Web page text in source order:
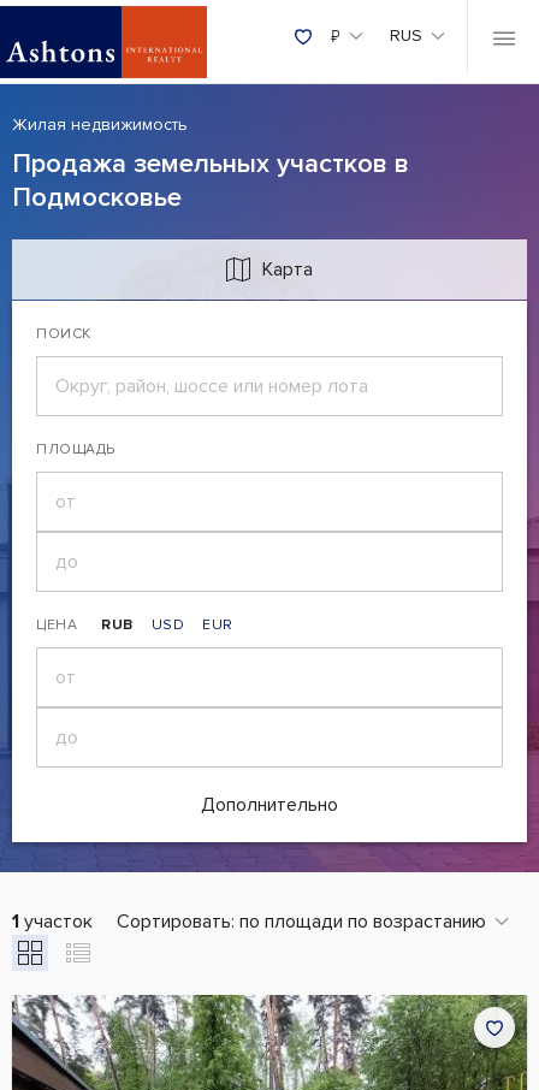
₽ RUS
Жилая недвижимость
Продажа земельных участков в
Подмосковье
Карта
ПОИСК
ПЛОЩАДЬ
ЦЕНА RUB USD EUR
Дополнительно
1 участок Сортировать: по площади по возрастанию